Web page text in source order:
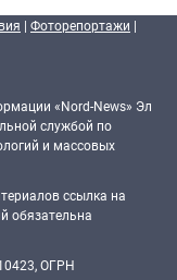
| Фоторепортажи |
«Nord-News» Эл
службой по
и массовых
ссылка на
обязательна
ОГРН